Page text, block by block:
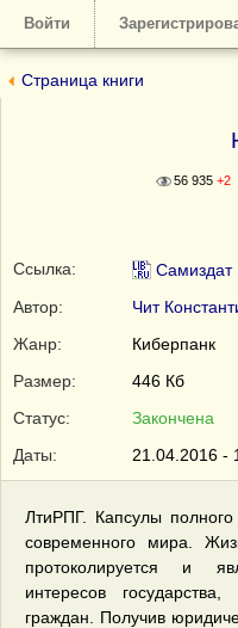
Войти
Страница книги
56 935 +2
Ссылка: Самиздат
Автор:
Чит
Жанр:
Киберпанк
Размер:
446 Кб
Статус:
Закончена
Даты:
21.04.2016 -
ЛтиРПГ. Капсулы
современного мира.
протоколируется и
интересов
граждан. Получив